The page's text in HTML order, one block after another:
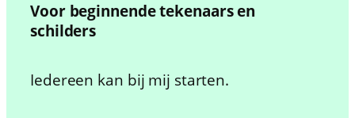
Voor beginnende tekenaars en
schilders
Iedereen kan bij mij starten.